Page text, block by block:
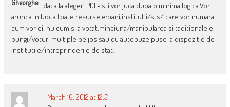
Gheorghe
daca la alegeri PDL-isti vor juca dupa o minima logica.Vor
arunca in lupta toate resursele:bani,institutii/sts/ care vor numara
cum vor ei, nu cum s-a votat,minciuna/manipularea si taditionalele
pungi/voturi multiple pe jos sau cu autobuze puse la dispozitie de
institutile/intreprinderile de stat.
March 16, 2012 at 12:51